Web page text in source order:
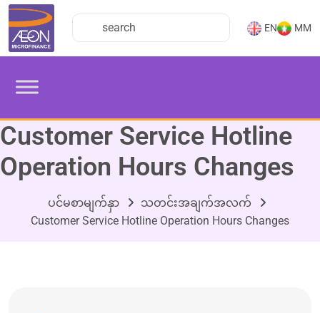
EN MM
Customer Service Hotline
Operation Hours Changes
ပင်မစာမျက်နှာ
သတင်းအချက်အလက်
Customer Service Hotline Operation Hours Changes